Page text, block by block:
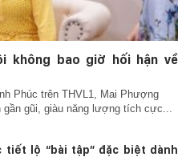
không bao giờ hối hận về
Phúc trên THVL1, Mai Phượng
gũi, giàu năng lượng tích cực...
tiết lộ “bài tập” đặc biệt dành